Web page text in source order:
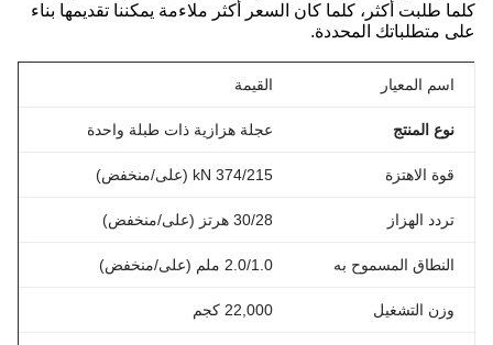
كلما طلبت أكثر، كلما كان السعر أكثر ملاءمة يمكننا تقديمها بناء
على متطلباتك المحددة.
اسم المعيار القيمة
نوع المنتج عجلة هزازية ذات طبلة واحدة
قوة الاهتزة 374/215 kN (على/منخفض)
تردد الهزاز 30/28 هرتز (على/منخفض)
النطاق المسموح به 2.0/1.0 ملم (على/منخفض)
وزن التشغيل 22,000 كجم